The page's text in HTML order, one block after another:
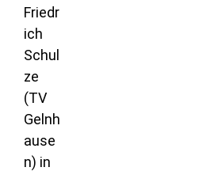
Friedr
ich
Schul
ze
(TV
Gelnh
ause
n) in